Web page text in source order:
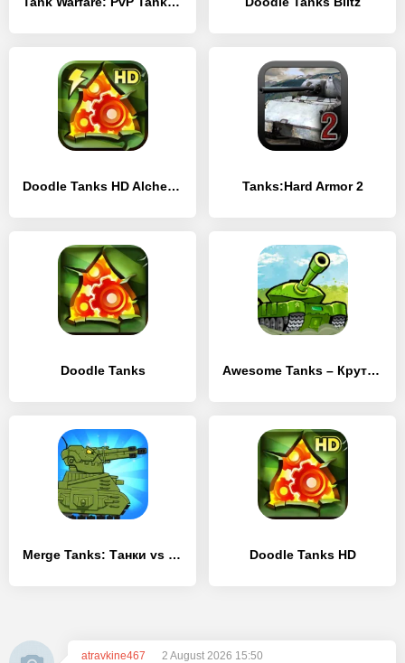
Doodle Tanks HD Alchemy Tanks:Hard Armor 2
Doodle Tanks Awesome Tanks – Крутые Танки
Merge Tanks: Танки vs Танчики Doodle Tanks HD
atravkine467
2 August 2026 15:50